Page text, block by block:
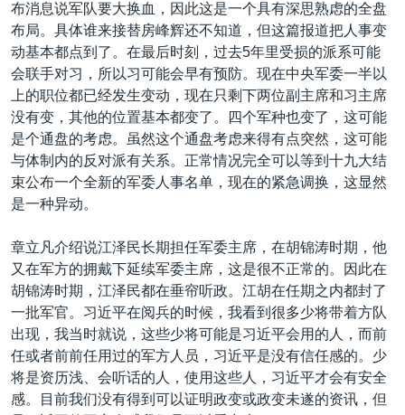
布消息说军队要大换血，因此这是一个具有深思熟虑的全盘
布局。具体谁来接替房峰辉还不知道，但这篇报道把人事变
动基本都点到了。在最后时刻，过去5年里受损的派系可能
会联手对习，所以习可能会早有预防。现在中央军委一半以
上的职位都已经发生变动，现在只剩下两位副主席和习主席
没有变，其他的位置基本都变了。四个军种也变了，这可能
是个通盘的考虑。虽然这个通盘考虑来得有点突然，这可能
与体制内的反对派有关系。正常情况完全可以等到十九大结
束公布一个全新的军委人事名单，现在的紧急调换，这显然
是一种异动。
章立凡介绍说江泽民长期担任军委主席，在胡锦涛时期，他
又在军方的拥戴下延续军委主席，这是很不正常的。因此在
胡锦涛时期，江泽民都在垂帘听政。江胡在任期之内都封了
一批军官。习近平在阅兵的时候，我看到很多少将带着方队
出现，我当时就说，这些少将可能是习近平会用的人，而前
任或者前前任用过的军方人员，习近平是没有信任感的。少
将是资历浅、会听话的人，使用这些人，习近平才会有安全
感。目前我们没有得到可以证明政变或政变未遂的资讯，但